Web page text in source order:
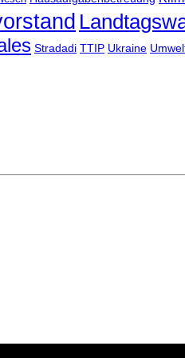
Stradadi TTIP Ukraine